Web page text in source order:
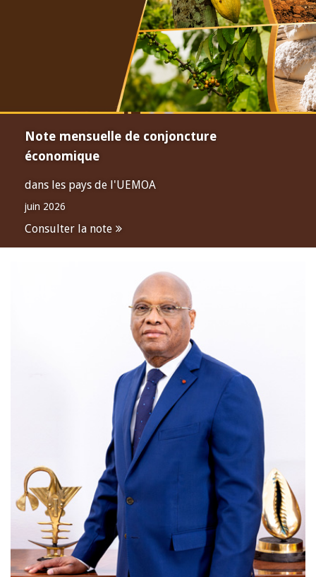
Note mensuelle de conjoncture
économique
dans les pays de l'UEMOA
juin 2026
Consulter la note